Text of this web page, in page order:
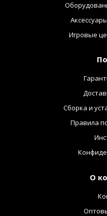
Игровые
Сборка и
Правила
О